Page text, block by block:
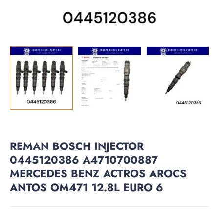
REMAN BOSCH INJECTOR
0445120386 A4710700887
MERCEDES BENZ ACTROS AROCS
ANTOS OM471 12.8L EURO 6